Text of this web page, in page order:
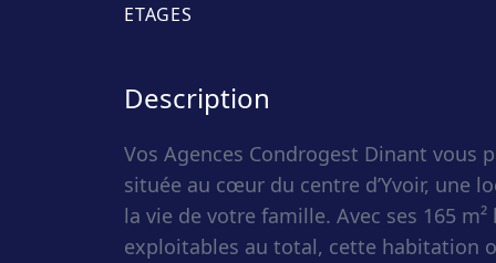
ETAGES
Description
Vos Agences Condrogest Dinant vous
située au cœur du centre d’Yvoir, une
la vie de votre famille. Avec ses 165
exploitables au total, cette habitation